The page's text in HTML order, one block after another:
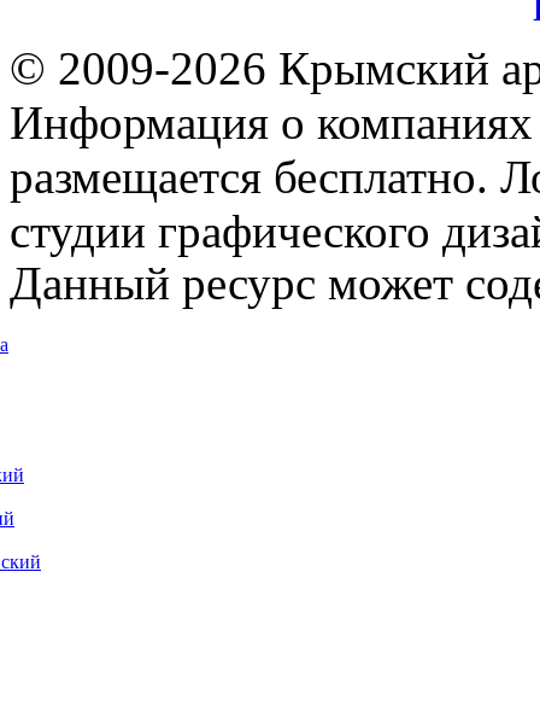
© 2009-2026 Крымский
Информация о компаниях
размещается бесплатно.
студии графического
Данный ресурс может